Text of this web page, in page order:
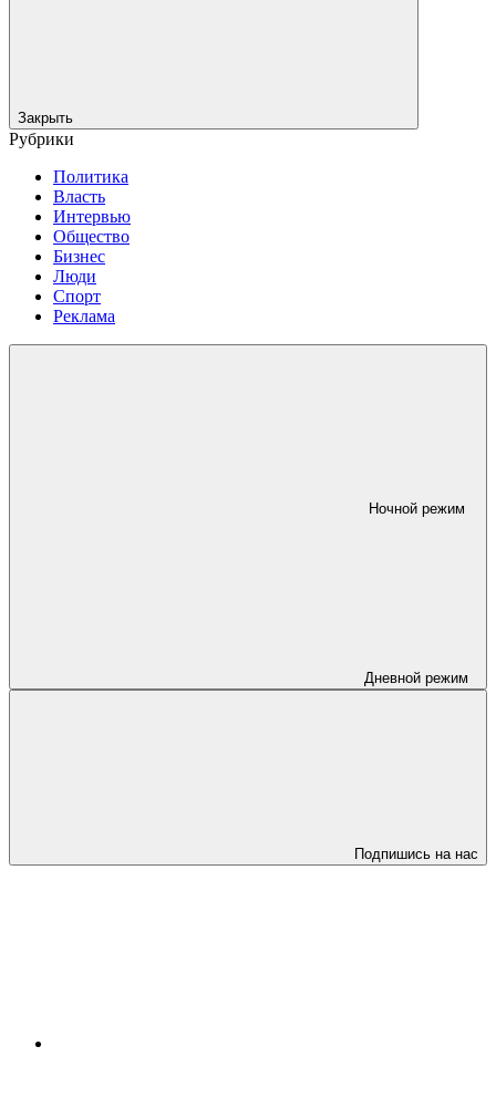
Закрыть
Рубрики
Политика
Власть
Интервью
Общество
Бизнес
Люди
Спорт
Реклама
Ночной режим
Дневной режим
Подпишись на нас